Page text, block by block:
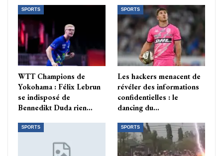
SPORTS
WTT Champions de
Yokohama : Félix Lebrun
se indisposé de
Bennedikt Duda rien…
SPORTS
Les hackers menacent de
révéler des informations
confidentielles : le
dancing du…
SPORTS SPORTS